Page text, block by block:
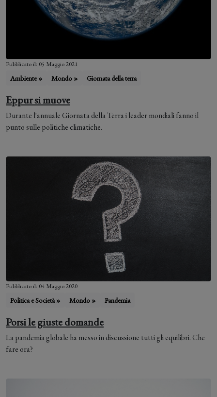
Pubblicato il: 05 Maggio 2021
Ambiente » Mondo » Giornata della terra
Eppur si muove
Durante l'annuale Giornata della Terra i leader mondiali fanno il
punto sulle politiche climatiche.
Pubblicato il: 04 Maggio 2020
Politica e Società » Mondo » Pandemia
Porsi le giuste domande
La pandemia globale ha messo in discussione tutti gli equilibri. Che
fare ora?